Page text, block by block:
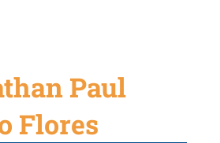
Paul
Flores